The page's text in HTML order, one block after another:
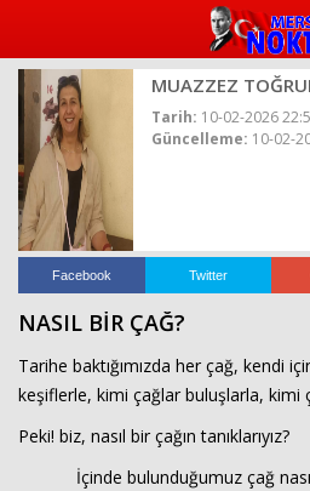
MUAZZEZ
Tarih: 10-02-2026
Güncelleme: 10-02-
Facebook Twitter
NASIL BİR ÇAĞ?
Tarihe baktığımızda her çağ, kendi
keşiflerle, kimi çağlar buluşlarla, kimi
Peki! biz, nasıl bir çağın tanıklarıyız?
İçinde bulunduğumuz çağ nasıl